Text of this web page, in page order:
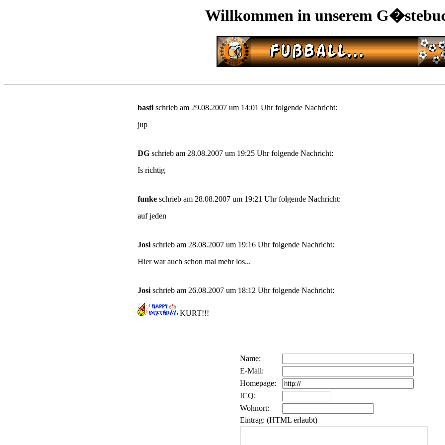
Willkommen in unserem
bastischrieb am 29.08.2007 um 14:01 Uhr folgende Nachricht:
jup
DG schrieb am 28.08.2007 um 19:25 Uhr folgende Nachricht:
Is richtig
funke schrieb am 28.08.2007 um 19:21 Uhr folgende Nachricht:
auf jeden
Josischrieb am 28.08.2007 um 19:16 Uhr folgende Nachricht:
Hier war auch schon mal mehr los...
Josischrieb am 26.08.2007 um 18:12 Uhr folgende Nachricht:
KURT!!!
Name:
E-Mail:
Homepage:
ICQ:
Wohnort:
Eintrag: (HTML erlaubt)